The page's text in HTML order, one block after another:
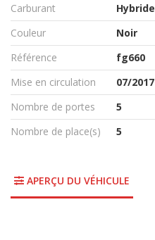
Carburant
Hybride
Couleur
Noir
Référence
fg660
Mise en circulation
07/2017
Nombre de portes
5
Nombre de place(s)
5
APERÇU DU VÉHICULE